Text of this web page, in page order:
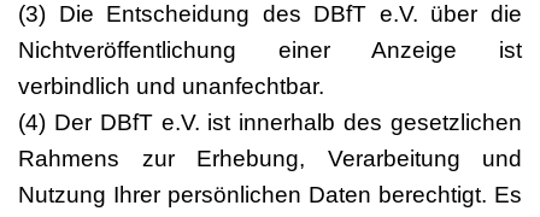
(3) Die Entscheidung des DBfT e.V. über die
Nichtveröffentlichung einer Anzeige ist
verbindlich und unanfechtbar.
(4) Der DBfT e.V. ist innerhalb des gesetzlichen
Rahmens zur Erhebung, Verarbeitung und
Nutzung Ihrer persönlichen Daten berechtigt. Es